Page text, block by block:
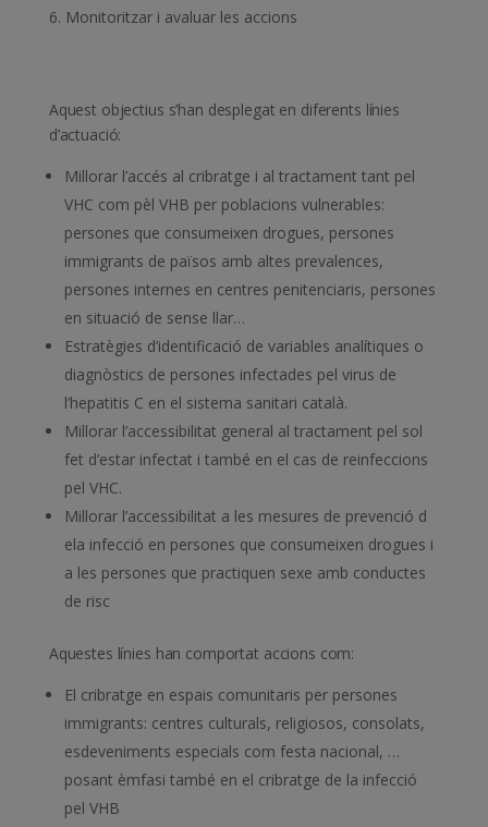
Monitoritzar i avaluar les accions
Aquest objectius s’han desplegat en diferents línies
d’actuació:
Millorar l’accés al cribratge i al tractament tant pel
VHC com pèl VHB per poblacions vulnerables:
persones que consumeixen drogues, persones
immigrants de països amb altes prevalences,
persones internes en centres penitenciaris, persones
en situació de sense llar…
Estratègies d’identificació de variables analítiques o
diagnòstics de persones infectades pel virus de
l’hepatitis C en el sistema sanitari català.
Millorar l’accessibilitat general al tractament pel sol
fet d’estar infectat i també en el cas de reinfeccions
pel VHC.
Millorar l’accessibilitat a les mesures de prevenció d
ela infecció en persones que consumeixen drogues i
a les persones que practiquen sexe amb conductes
de risc
Aquestes línies han comportat accions com:
El cribratge en espais comunitaris per persones
immigrants: centres culturals, religiosos, consolats,
esdeveniments especials com festa nacional, …
posant èmfasi també en el cribratge de la infecció
pel VHB